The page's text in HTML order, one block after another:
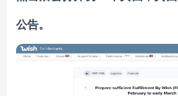
公告。